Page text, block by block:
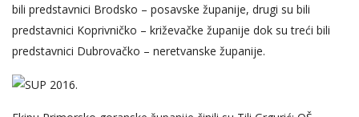
bili predstavnici Brodsko – posavske županije, drugi su bili
predstavnici Koprivničko – križevačke županije dok su treći bili
predstavnici Dubrovačko – neretvanske županije.